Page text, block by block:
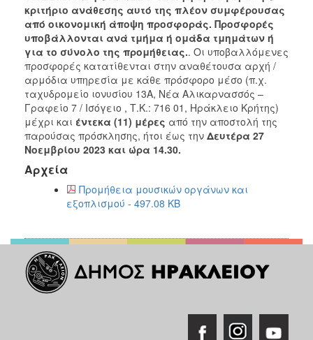
ΔΗΜΟΤΗΣ
ΕΠΙΣΚΕΠΤΗΣ
ΗΡΑΚΛΕΙΟ
κριτήριο ανάθεσης αυτό της πλέον συμφέρουσας
από οικονομική άποψη προσφοράς. Προσφορές
υποβάλλονται ανά τμήμα ή ομάδα τμημάτων ή
για το σύνολο της προμήθειας.. Οι υποβαλλόμενες
προσφορές κατατίθενται στην αναθέτουσα αρχή /
αρμόδια υπηρεσία με κάθε πρόσφορο μέσο (π.χ.
ταχυδρομείο ιονυσίου 13Α, Νέα Αλικαρνασσός –
Γραφείο 7 / Ισόγειο , Τ.Κ.: 716 01, Ηράκλειο Κρήτης)
μέχρι και έντεκα (11) μέρες από την αποστολή της
παρούσας πρόσκλησης, ήτοι έως την Δευτέρα 27
Νοεμβρίου 2023 και ώρα 14.30.
Αρχεία
Προμήθεια μουσικών οργάνων και
εξοπλισμού - 497.08 KB